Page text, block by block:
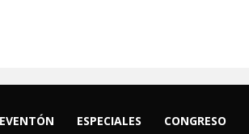
ESPECIALES CONGRESO